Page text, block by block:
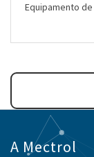
Equipamento
A Mectrol